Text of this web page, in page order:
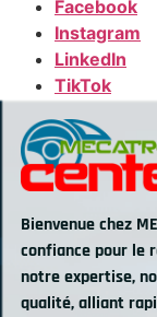
Facebook
Instagram
LinkedIn
TikTok
Bienvenue chez
confiance pour le
notre expertise,
qualité, alliant